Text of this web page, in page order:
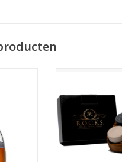
6). Uniek
whisky, cognac
Ideaal als
MEER